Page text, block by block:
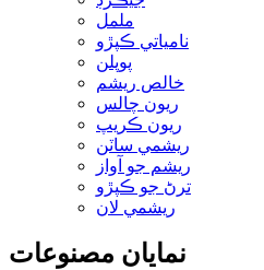
ململ
نامياتي ڪپڙو
پوپلن
خالص ريشم
ريون چالس
ريون ڪريپ
ريشمي ساٽن
ريشم جو آواز
ترڻ جو ڪپڙو
ريشمي لان
نمايان مصنوعات